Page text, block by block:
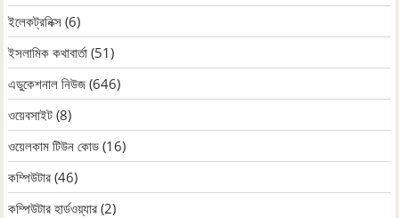
ইলেকট্রনিক্স (6)
ইসলামিক কথাবার্তা (51)
এডুকেশনাল নিউজ (646)
ওয়েবসাইট (8)
ওয়েলকাম টিউন কোড (16)
কম্পিউটার (46)
কম্পিউটার হার্ডওয়্যার (2)